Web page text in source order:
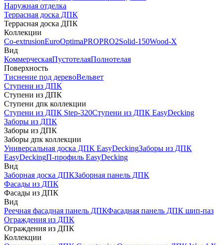
Наружная отделка
Террасная доска ДПК
Террасная доска ДПК
Коллекции
Co-extrusionEuroOptimaPROPRO2Solid-150Wood-X
Вид
КоммерческаяПустотелаяПолнотелая
Поверхность
Тиснение под деревоВельвет
Ступени из ДПК
Ступени из ДПК
Ступени дпк коллекции
Ступени из ДПК Step-320Ступени из ДПК EasyDecking
Заборы из ДПК
Заборы из ДПК
Заборы дпк коллекции
Универсальная доска ДПК EasyDeckingЗаборы из ДПК
EasyDeckingП-профиль EasyDecking
Вид
Заборная доска ДПКЗаборная панель ДПК
Фасады из ДПК
Фасады из ДПК
Вид
Реечная фасадная панель ДПКФасадная панель ДПК шип-паз
Ограждения из ДПК
Ограждения из ДПК
Коллекции